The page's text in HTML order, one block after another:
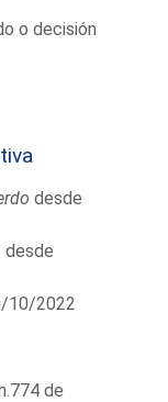
o decisión
desde
desde
10/2022
de